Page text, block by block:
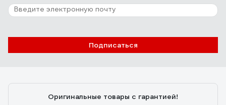
Подписаться
Оригинальные товары с гарантией!